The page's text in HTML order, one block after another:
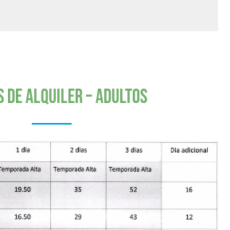
de alquiler – adultos